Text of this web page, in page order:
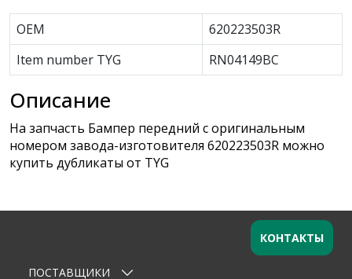
OEM
620223503R
Item number TYG
RN04149BC
Описание
На запчасть Бампер передний с оригинальным
номером завода-изготовителя 620223503R можно
купить дубликаты от TYG
ПОСТАВЩИКИ
КОНТАКТЫ